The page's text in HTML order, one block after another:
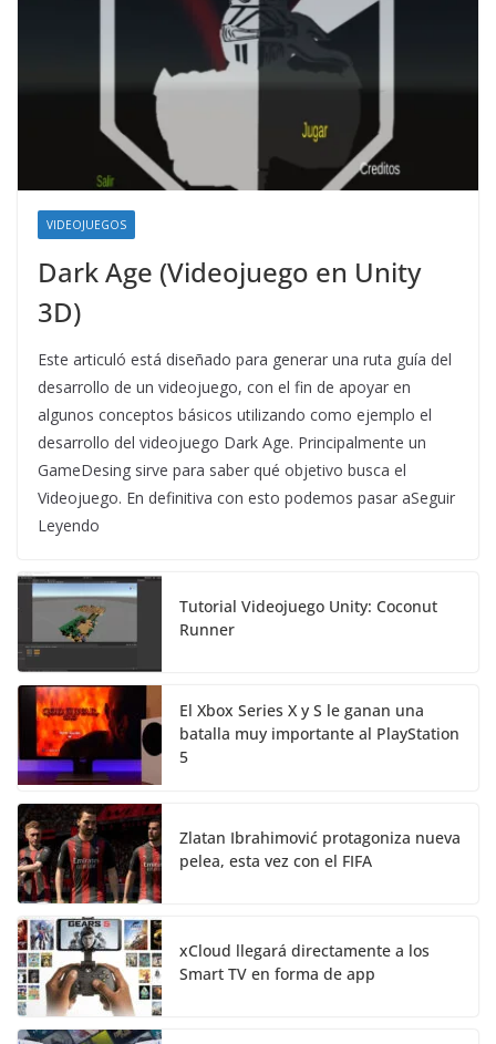
VIDEOJUEGOS
Dark Age (Videojuego en Unity
3D)
Este articuló está diseñado para generar una ruta guía del
desarrollo de un videojuego, con el fin de apoyar en
algunos conceptos básicos utilizando como ejemplo el
desarrollo del videojuego Dark Age. Principalmente un
GameDesing sirve para saber qué objetivo busca el
Videojuego. En definitiva con esto podemos pasar aSeguir
Leyendo
Tutorial Videojuego Unity: Coconut
Runner
El Xbox Series X y S le ganan una
batalla muy importante al PlayStation
5
Zlatan Ibrahimović protagoniza nueva
pelea, esta vez con el FIFA
xCloud llegará directamente a los
Smart TV en forma de app